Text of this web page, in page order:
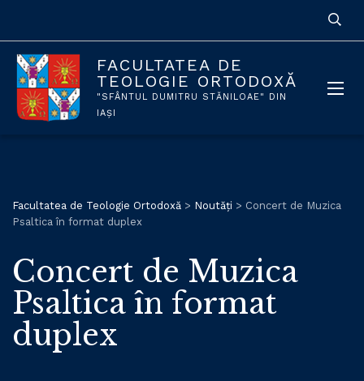
FACULTATEA DE
TEOLOGIE ORTODOXĂ
"SFÂNTUL DUMITRU STĂNILOAE" DIN
IAȘI
Facultatea de Teologie Ortodoxă > Noutăți > Concert de Muzica
Psaltica în format duplex
Concert de Muzica
Psaltica în format
duplex